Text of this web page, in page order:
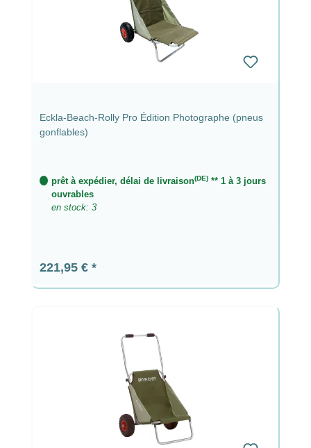
Eckla-Beach-Rolly Pro Édition Photographe (pneus
gonflables)
prêt à expédier, délai de livraison(DE)** 1 à 3 jours
ouvrables
en stock: 3
Prix régulier :
221,95 €